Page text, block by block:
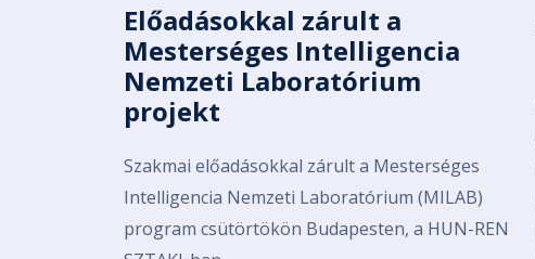
Előadásokkal zárult a
Mesterséges Intelligencia
Nemzeti Laboratórium
projekt
Szakmai előadásokkal zárult a Mesterséges
Intelligencia Nemzeti Laboratórium (MILAB)
program csütörtökön Budapesten, a HUN-REN